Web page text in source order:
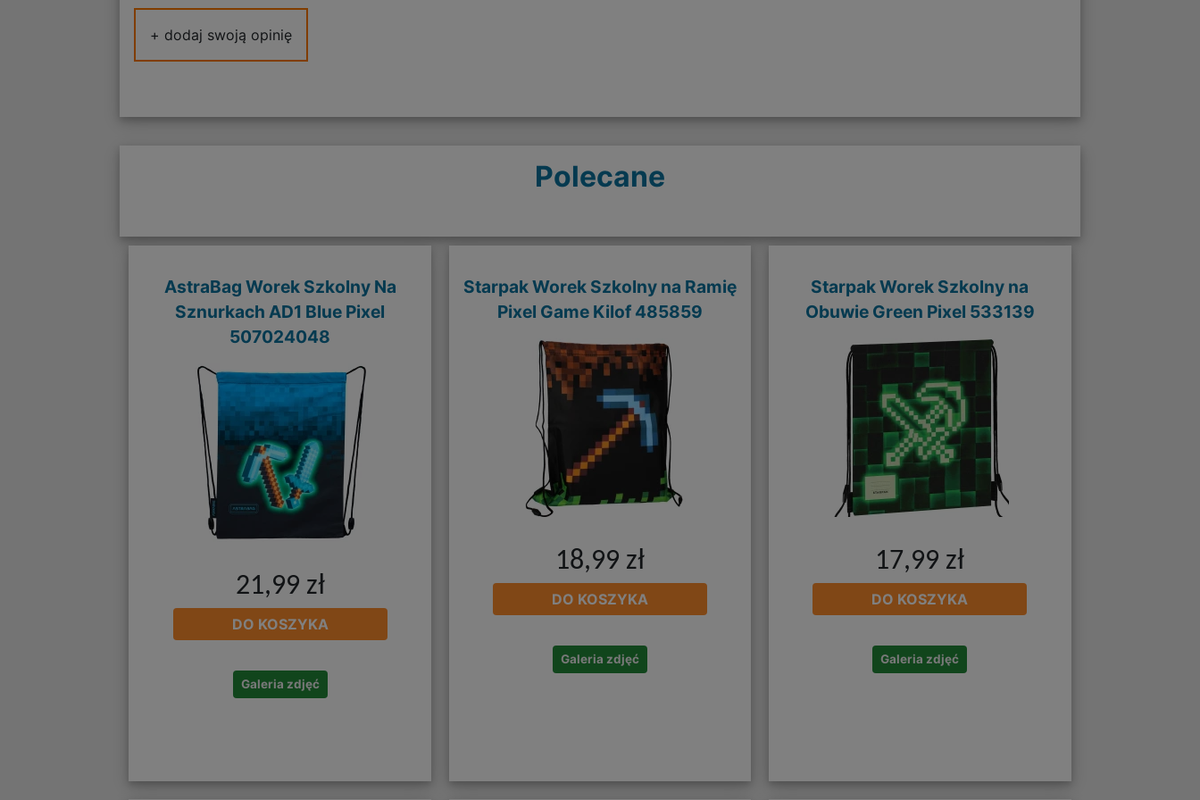
+ dodaj swoją opinię
Polecane
AstraBag Worek Szkolny Na
Sznurkach AD1 Blue Pixel
507024048
21,99 zł
DO KOSZYKA
Galeria zdjęć
Starpak Worek Szkolny na Ramię
Pixel Game Kilof 485859
18,99 zł
DO KOSZYKA
Galeria zdjęć
Starpak Worek Szkolny na
Obuwie Green Pixel 533139
17,99 zł
DO KOSZYKA
Galeria zdjęć